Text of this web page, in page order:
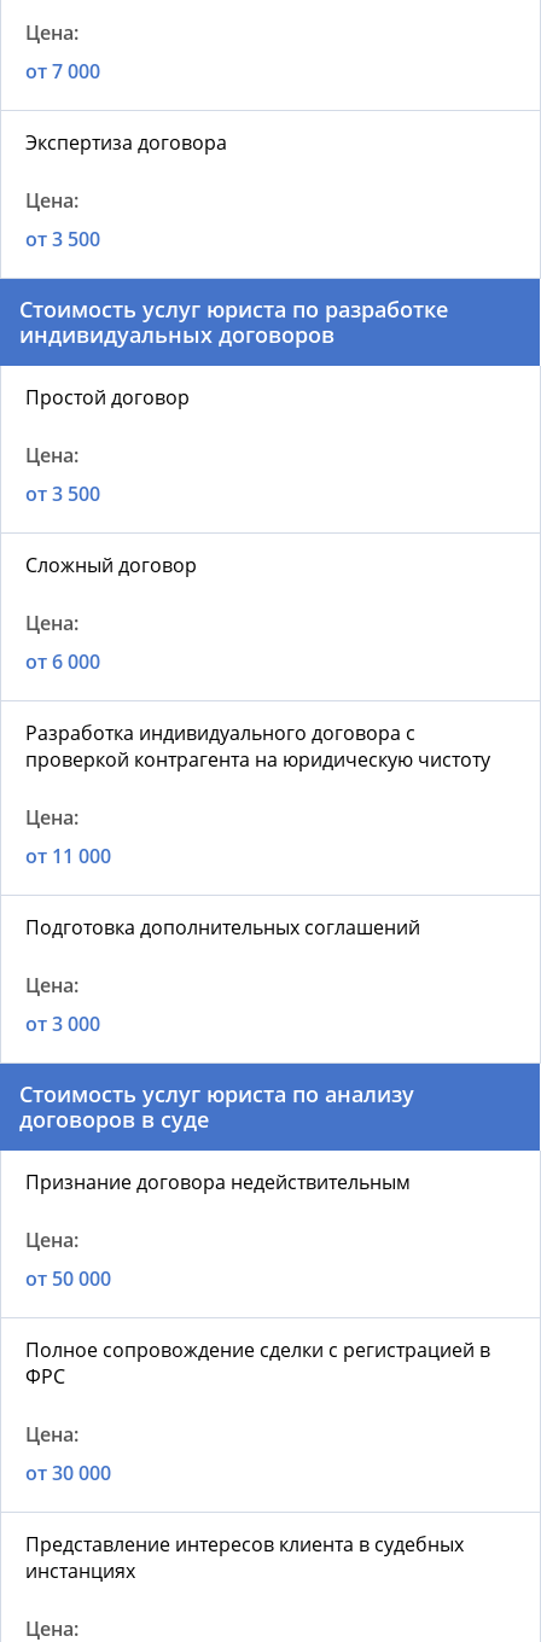
от 7 000
Экспертиза договора
от 3 500
Стоимость услуг юриста по разработке
индивидуальных договоров
Простой договор
от 3 500
Сложный договор
от 6 000
Разработка индивидуального договора с
проверкой контрагента на юридическую чистоту
от 11 000
Подготовка дополнительных соглашений
от 3 000
Стоимость услуг юриста по анализу
договоров в суде
Признание договора недействительным
от 50 000
Полное сопровождение сделки с регистрацией в
ФРС
от 30 000
Представление интересов клиента в судебных
инстанциях